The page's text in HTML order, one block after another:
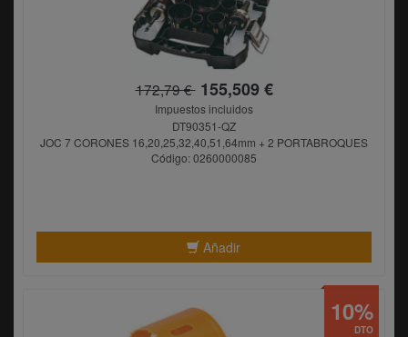
172,79 €155,509 €
Impuestos incluidos
DT90351-QZ
JOC 7 CORONES 16,20,25,32,40,51,64mm + 2 PORTABROQUES
Código: 0260000085
Añadir
DTO
10%